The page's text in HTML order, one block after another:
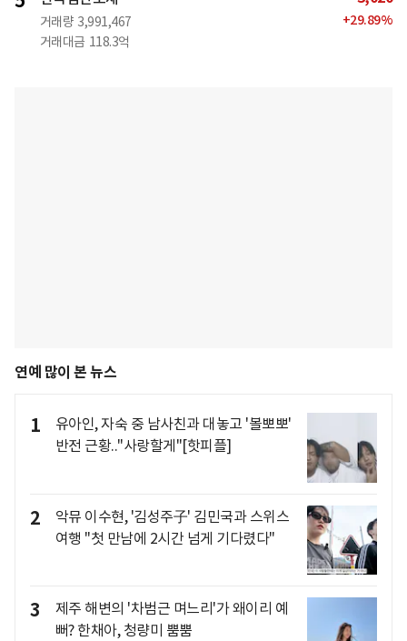
거래량 3,991,467
거래대금 118.3억
+29.89%
연예 많이 본 뉴스
1
유아인, 자숙 중 남사친과 대놓고 '볼뽀뽀'
반전 근황.."사랑할게"[핫피플]
2
악뮤 이수현, '김성주子' 김민국과 스위스
여행 "첫 만남에 2시간 넘게 기다렸다"
3
제주 해변의 '차범근 며느리'가 왜이리 예
뻐? 한채아, 청량미 뿜뿜